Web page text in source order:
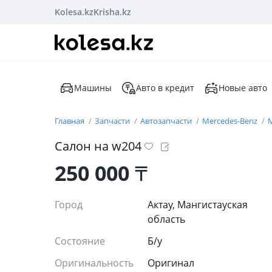
Kolesa.kzKrisha.kz
Машины Авто в кредит Новые авто
Главная Запчасти Автозапчасти Mercedes-Benz
Салон на w204
250 000₸
Город
Актау, Мангистауская
область
Состояние
Б/y
Оригинальность
Оригинал